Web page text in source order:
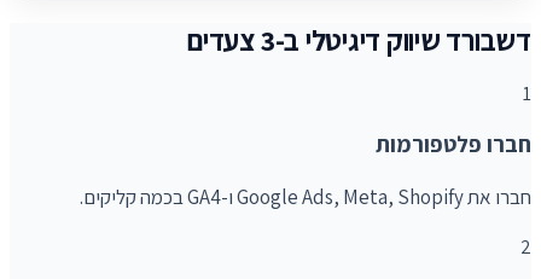
דשבורד שיווק דיגיטלי ב-3 צעדים
1
חברו פלטפורמות
חברו את Google Ads, Meta, Shopify ו-GA4 בכמה קליקים.
2